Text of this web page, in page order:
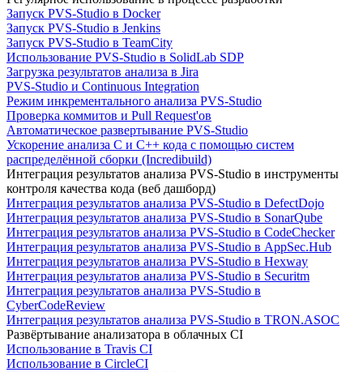
Запуск PVS-Studio в Docker
Запуск PVS-Studio в Jenkins
Запуск PVS-Studio в TeamCity
Использование PVS-Studio в SolidLab SDP
Загрузка результатов анализа в Jira
PVS-Studio и Continuous Integration
Режим инкрементального анализа PVS-Studio
Проверка коммитов и Pull Request'ов
Автоматическое развертывание PVS-Studio
Ускорение анализа C и C++ кода с помощью систем
распределённой сборки (Incredibuild)
Интеграция результатов анализа PVS-Studio в инструменты
контроля качества кода (веб дашборд)
Интеграция результатов анализа PVS-Studio в DefectDojo
Интеграция результатов анализа PVS-Studio в SonarQube
Интеграция результатов анализа PVS-Studio в CodeChecker
Интеграция результатов анализа PVS-Studio в AppSec.Hub
Интеграция результатов анализа PVS-Studio в Hexway
Интеграция результатов анализа PVS-Studio в Securitm
Интеграция результатов анализа PVS-Studio в
CyberCodeReview
Интеграция результатов анализа PVS-Studio в TRON.ASOC
Развёртывание анализатора в облачных CI
Использование в Travis CI
Использование в CircleCI